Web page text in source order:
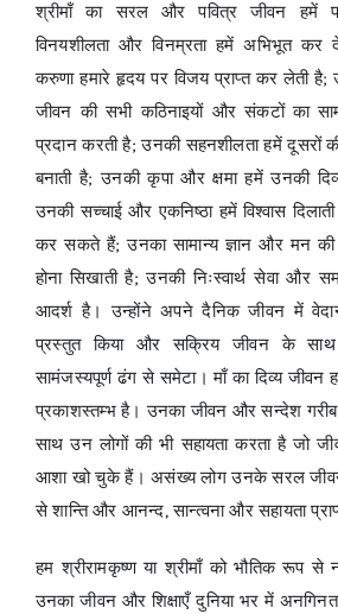
श्रीमाँ का सरल और पवित्र जीवन हमें
विनयशीलता और विनम्रता हमें अभिभूत
करुणा हमारे हृदय पर विजय प्राप्त कर लेती है;
जीवन की सभी कठिनाइयों और संकटों का
प्रदान करती है; उनकी सहनशीलता हमें दूसरों
बनाती है; उनकी कृपा और क्षमा हमें उनकी
उनकी सच्चाई और एकनिष्ठा हमें विश्वास
कर सकते हैं; उनका सामान्य ज्ञान और मन की
होना सिखाती है; उनकी निःस्वार्थ सेवा और
आदर्श है। उन्होंने अपने दैनिक जीवन में
प्रस्तुत किया और सक्रिय जीवन के साथ
सामंजस्यपूर्ण ढंग से समेटा। माँ का दिव्य
प्रकाशस्तम्भ है। उनका जीवन और सन्देश
साथ उन लोगों की भी सहायता करता है जो
आशा खो चुके हैं। असंख्य लोग उनके सरल जीवन
से शान्ति और आनन्द, सान्त्वना और सहायता
हम श्रीरामकृष्ण या श्रीमाँ को भौतिक रूप
उनका जीवन और शिक्षाएँ दुनिया भर में